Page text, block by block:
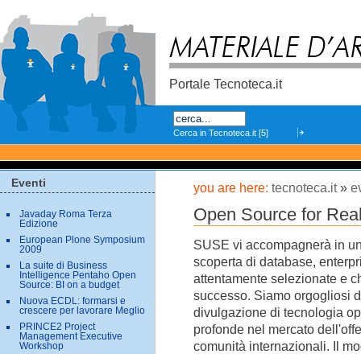
content.
Portale Tecnoteca.it
Search
you are here: tecnoteca.it »
Open Source for
SUSE vi accompagnerà in
scoperta di database,
attentamente selezionate e
successo. Siamo orgogliosi
divulgazione di tecnologia
profonde nel mercato
comunità internazionali. Il
Eventi
Javaday Roma Terza
Edizione
European Plone Symposium
2009
La suite di Business
Intelligence Pentaho Open
Source: BI on a budget
Nuova ECDL: formarsi e
crescere per lavorare Meglio
PRINCE2 Project
Management Executive
Workshop